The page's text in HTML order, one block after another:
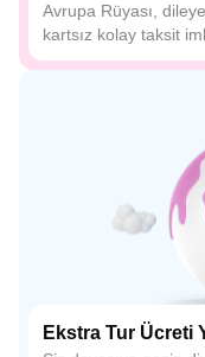
Avrupa Rüyası,
kartsız kolay taksit
Ekstra Tur Ücreti